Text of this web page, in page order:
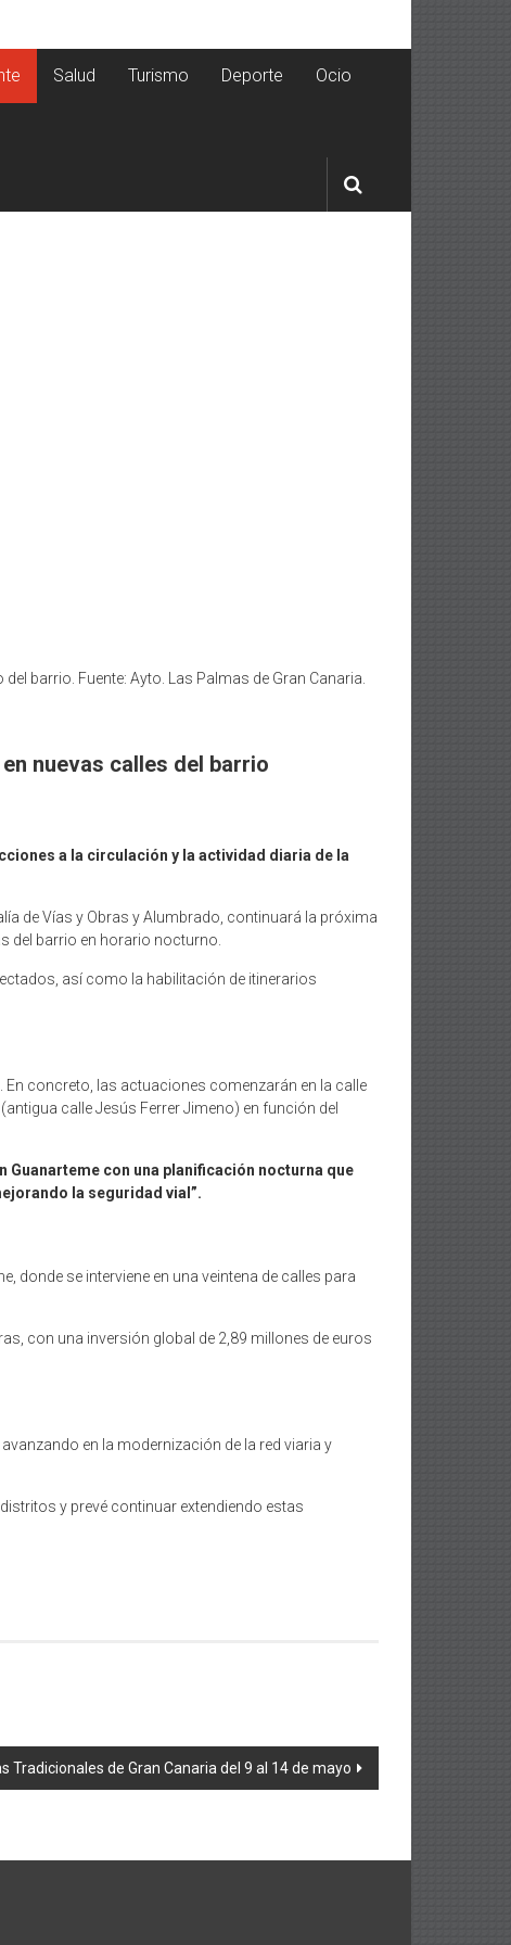
Salud Turismo Deporte Ocio
barrio. Fuente: Ayto. Las Palmas de Gran Canaria.
nuevas calles del barrio
a la circulación y la actividad diaria de la
de Vías y Obras y Alumbrado, continuará la próxima
del barrio en horario nocturno.
así como la habilitación de itinerarios
En concreto, las actuaciones comenzarán en la calle
calle Jesús Ferrer Jimeno) en función del
Guanarteme con una planificación nocturna que
la seguridad vial”.
donde se interviene en una veintena de calles para
con una inversión global de 2,89 millones de euros
en la modernización de la red viaria y
y prevé continuar extendiendo estas
de Gran Canaria del 9 al 14 de mayo